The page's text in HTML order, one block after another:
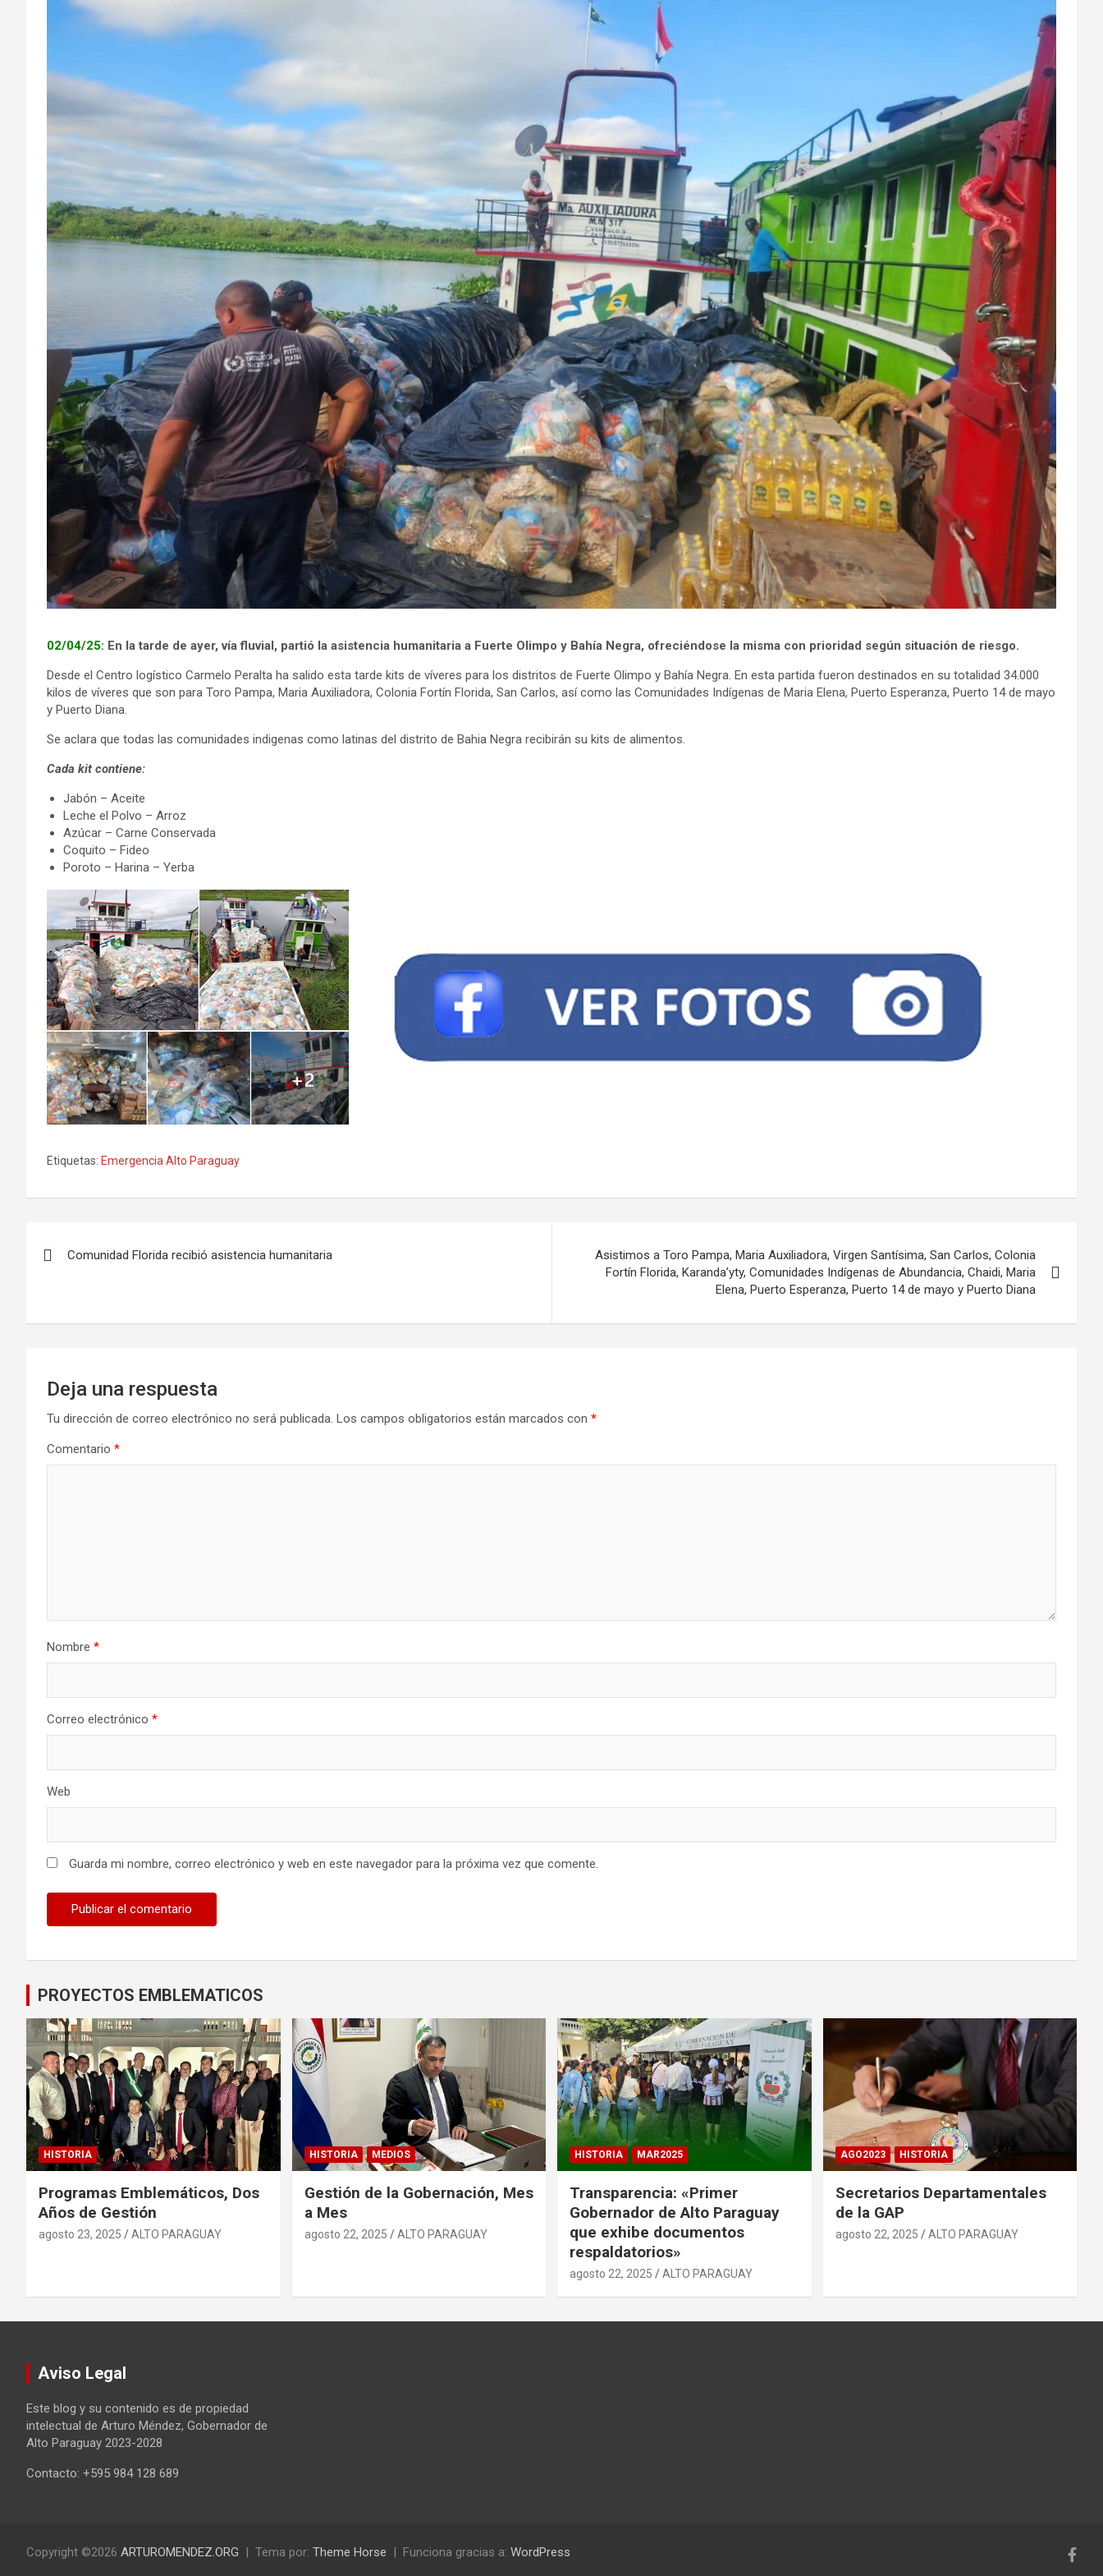
02/04/25: En la tarde de ayer, vía fluvial, partió la asistencia humanitaria a Fuerte Olimpo y Bahía Negra, ofreciéndose la misma con prioridad según situación de riesgo.
Desde el Centro logístico Carmelo Peralta ha salido esta tarde kits de víveres para los distritos de Fuerte Olimpo y Bahía Negra. En esta partida fueron destinados en su totalidad 34.000
kilos de víveres que son para Toro Pampa, Maria Auxiliadora, Colonia Fortín Florida, San Carlos, así como las Comunidades Indígenas de Maria Elena, Puerto Esperanza, Puerto 14 de mayo
y Puerto Diana.
Se aclara que todas las comunidades indigenas como latinas del distrito de Bahia Negra recibirán su kits de alimentos.
Cada kit contiene:
Jabón – Aceite
Leche el Polvo – Arroz
Azúcar – Carne Conservada
Coquito – Fideo
Poroto – Harina – Yerba
Etiquetas: Emergencia Alto Paraguay
de
Comunidad Florida recibió asistencia humanitaria
Asistimos a Toro Pampa, Maria Auxiliadora, Virgen Santísima, San Carlos, Colonia
Fortín Florida, Karanda’yty, Comunidades Indígenas de Abundancia, Chaidi, Maria
Elena, Puerto Esperanza, Puerto 14 de mayo y Puerto Diana
Deja una respuesta
Tu dirección de correo electrónico no será publicada. Los campos obligatorios están marcados con *
Comentario *
Nombre *
Correo electrónico *
Web
Guarda mi nombre, correo electrónico y web en este navegador para la próxima vez que comente.
PROYECTOS EMBLEMATICOS
HISTORIA
Programas Emblemáticos, Dos
Años de Gestión
agosto 23, 2025 ALTO PARAGUAY
HISTORIA MEDIOS
Gestión de la Gobernación, Mes
a Mes
agosto 22, 2025 ALTO PARAGUAY
HISTORIA MAR2025
Transparencia: «Primer
Gobernador de Alto Paraguay
que exhibe documentos
respaldatorios»
agosto 22, 2025 ALTO PARAGUAY
AGO2023 HISTORIA
Secretarios Departamentales
de la GAP
agosto 22, 2025 ALTO PARAGUAY
Aviso Legal
Este blog y su contenido es de propiedad
intelectual de Arturo Méndez, Gobernador de
Alto Paraguay 2023-2028
Contacto: +595 984 128 689
Copyright ©2026 ARTUROMENDEZ.ORG Tema por: Theme Horse Funciona gracias a: WordPress